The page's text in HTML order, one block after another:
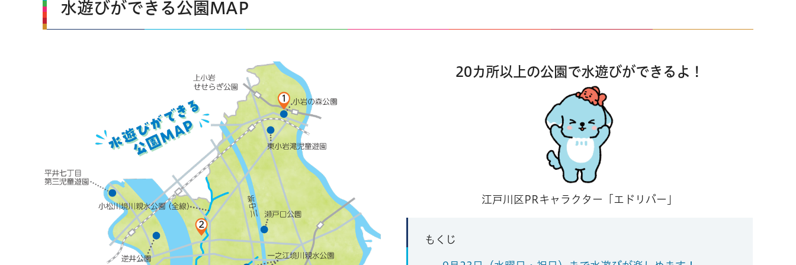
水遊びができる公園MAP
20カ所以上の公園で水遊びができるよ！
江戸川区PRキャラクター「エドリバー」
もくじ